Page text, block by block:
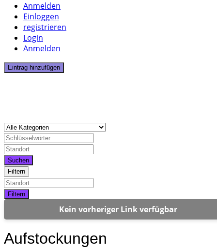
Anmelden
Einloggen
registrieren
Login
Anmelden
Eintrag hinzufügen
Suchen
Filtern
Filtern
Kein vorheriger Link verfügbar
Aufstockungen